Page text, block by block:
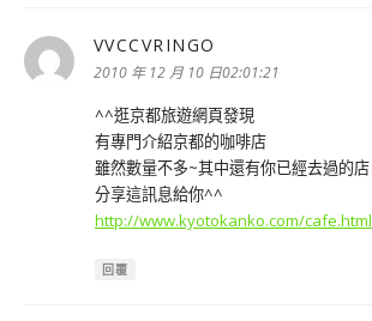
VVCCVRINGO
示:
2010 年 12 月 10 日02:01:21
^^逛京都旅遊網頁發現
有專門介紹京都的咖啡店
雖然數量不多~其中還有你已經去過的店
分享這訊息給你^^
http://www.kyotokanko.com/cafe.html
回覆